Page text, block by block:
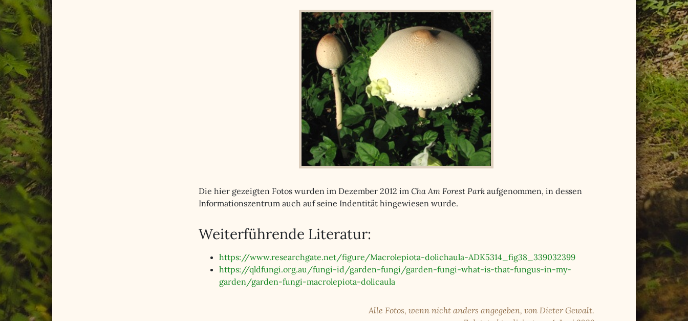
Die hier gezeigten Fotos wurden im Dezember 2012 im Cha Am Forest Parkaufgenommen, in dessen
Informationszentrum auch auf seine Indentität hingewiesen wurde.
Weiterführende Literatur:
https://www.researchgate.net/figure/Macrolepiota-dolichaula-ADK5314_fig38_339032399
https://qldfungi.org.au/fungi-id/garden-fungi/garden-fungi-what-is-that-fungus-in-my-
garden/garden-fungi-macrolepiota-dolicaula
Alle Fotos, wenn nicht anders angegeben, von Dieter Gewalt.